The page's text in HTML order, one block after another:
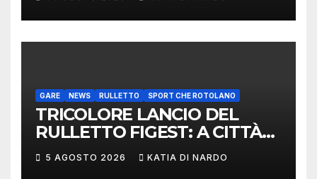
DELEGAZIONE ITALIANA
PROTAGONISTA AL
CONVEGNO TAFISA A
GARE NEWS RULLETTO SPORT CHE ROTOLANO
TRICOLORE LANCIO DEL
RULLETTO FIGEST: A CITTÀ
DI CASTELLO VINCONO
MARCHIGIANI ED UMBRI
5 AGOSTO 2026 KATIA DI NARDO